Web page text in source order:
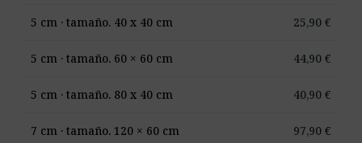
5 cm · tamaño. 40 x 40 cm 25,90 €
5 cm · tamaño. 60 × 60 cm 44,90 €
5 cm · tamaño. 80 x 40 cm 40,90 €
7 cm · tamaño. 120 × 60 cm 97,90 €